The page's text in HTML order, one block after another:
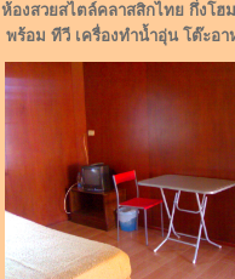
ห้องสวยสไตล์คลาสสิกไทย กึ่งโ
พร้อม ทีวี เครื่องทำน้ำอุ่น โต๊ะอ